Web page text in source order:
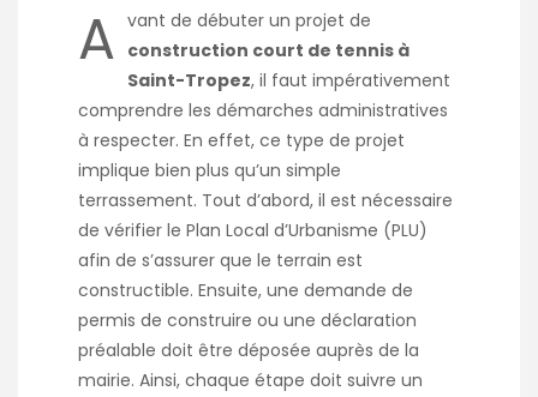
A vant de débuter un projet de
construction court de tennis à
Saint-Tropez, il faut impérativement
comprendre les démarches administratives
à respecter. En effet, ce type de projet
implique bien plus qu’un simple
terrassement. Tout d’abord, il est nécessaire
de vérifier le Plan Local d’Urbanisme (PLU)
afin de s’assurer que le terrain est
constructible. Ensuite, une demande de
permis de construire ou une déclaration
préalable doit être déposée auprès de la
mairie. Ainsi, chaque étape doit suivre un